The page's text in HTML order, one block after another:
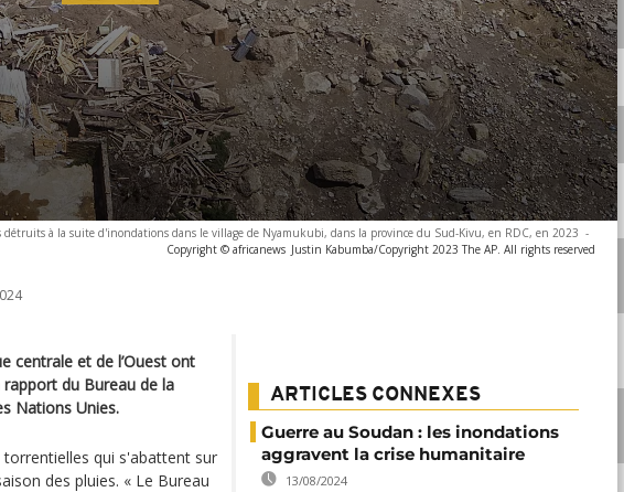
à la suite d'inondations dans le village de Nyamukubi, dans la province du Sud-Kivu, en RDC, en 2023 -
Copyright © africanews Justin Kabumba/Copyright 2023 The AP. All rights reserved
centrale et de l’Ouest ont
du Bureau de la
Nations Unies.
qui s'abattent sur
des pluies. « Le Bureau
ARTICLES CONNEXES
Guerre au Soudan : les inondations
aggravent la crise humanitaire
13/08/2024